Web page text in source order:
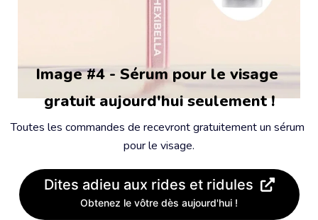
Image #4 - Sérum pour le visage
gratuit aujourd'hui seulement !
Toutes les commandes de recevront gratuitement un sérum
pour le visage.
Dites adieu aux rides et ridules
Obtenez le vôtre dès aujourd'hui !